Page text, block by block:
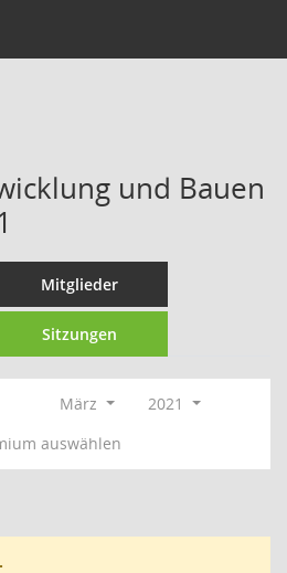
und Bauen
Mitglieder
Sitzungen
März
2021
auswählen